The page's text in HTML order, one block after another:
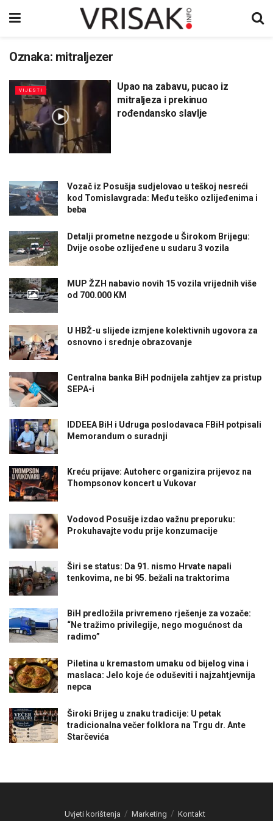
Oznaka: mitraljezer
VIJESTI
Upao na zabavu, pucao iz
mitraljeza i prekinuo
rođendansko slavlje
Vozač iz Posušja sudjelovao u teškoj nesreći
kod Tomislavgrada: Među teško ozlijeđenima i
beba
Detalji prometne nezgode u Širokom Brijegu:
Dvije osobe ozlijeđene u sudaru 3 vozila
MUP ŽZH nabavio novih 15 vozila vrijednih više
od 700.000 KM
U HBŽ-u slijede izmjene kolektivnih ugovora za
osnovno i srednje obrazovanje
Centralna banka BiH podnijela zahtjev za pristup
SEPA-i
IDDEEA BiH i Udruga poslodavaca FBiH potpisali
Memorandum o suradnji
Kreću prijave: Autoherc organizira prijevoz na
Thompsonov koncert u Vukovar
Vodovod Posušje izdao važnu preporuku:
Prokuhavajte vodu prije konzumacije
Širi se status: Da 91. nismo Hrvate napali
tenkovima, ne bi 95. bežali na traktorima
BiH predložila privremeno rješenje za vozače:
“Ne tražimo privilegije, nego mogućnost da
radimo”
Piletina u kremastom umaku od bijelog vina i
maslaca: Jelo koje će oduševiti i najzahtjevnija
nepca
Široki Brijeg u znaku tradicije: U petak
tradicionalna večer folklora na Trgu dr. Ante
Starčevića
Uvjeti korištenja Marketing Kontakt